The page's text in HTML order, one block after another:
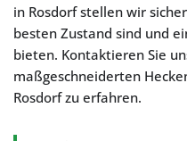
in Rosdorf stellen wir
besten Zustand sind und
bieten. Kontaktieren Sie
maßgeschneiderten
Rosdorf zu erfahren.